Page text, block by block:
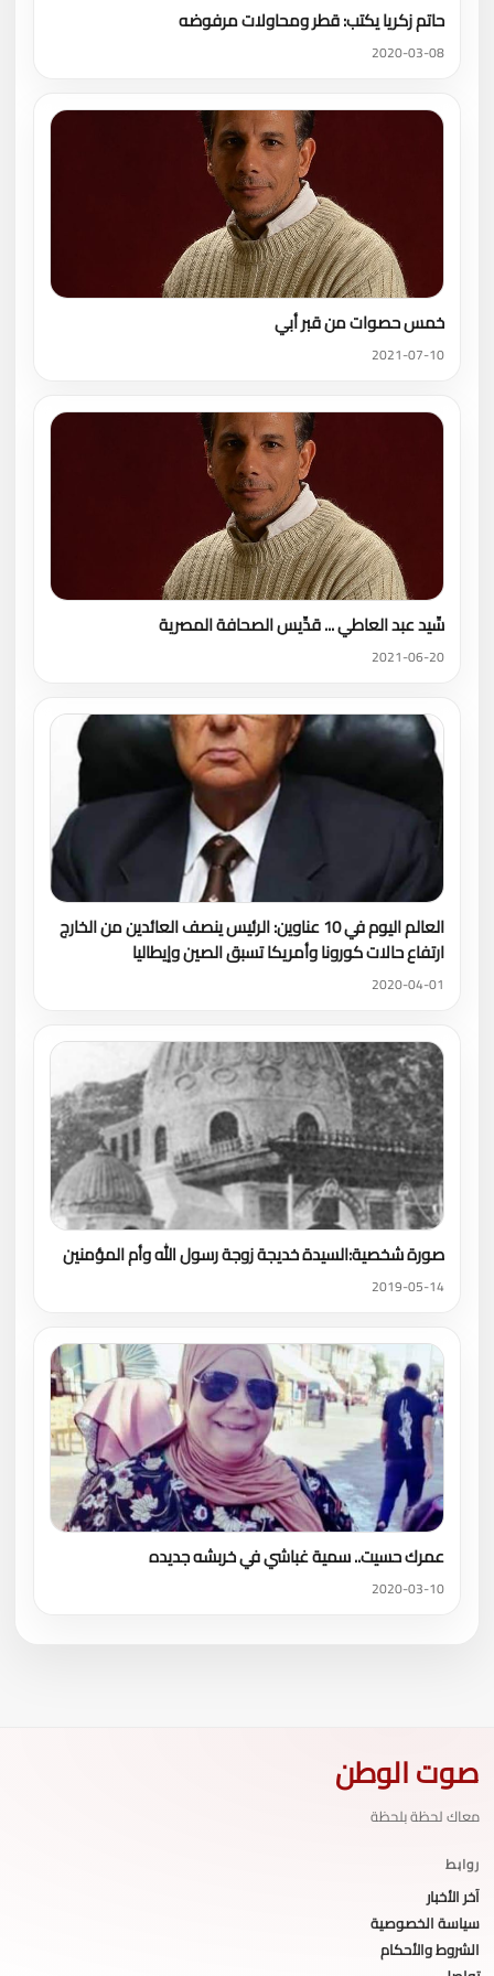
حاتم زكريا يكتب: قطر ومحاولات مرفوضه
2020-03-08
خمس حصوات من قبر أبي
2021-07-10
سِّيد عبد العاطي ... قدِّيس الصحافة المصرية
2021-06-20
العالم اليوم في 10 عناوين: الرئيس ينصف العائدين من الخارج
ارتفاع حالات كورونا وأمريكا تسبق الصين وإيطاليا
2020-04-01
صورة شخصية:السيدة خديجة زوجة رسول الله وأم المؤمنين
2019-05-14
عمرك حسيت.. سمية غباشي في خربشه جديده
2020-03-10
صوت الوطن
معاك لحظة بلحظة
روابط
آخر الأخبار
سياسة الخصوصية
الشروط والأحكام